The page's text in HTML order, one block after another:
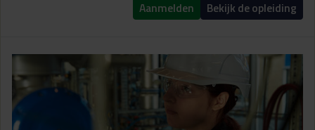
Aanmelden Bekijk de opleiding